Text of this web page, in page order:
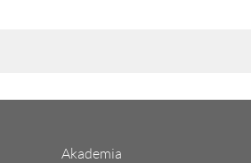
Akademia